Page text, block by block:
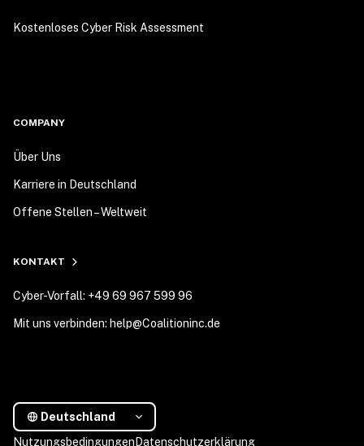
Kostenloses Cyber Risk Assessment
COMPANY
Über Uns
Karriere in Deutschland
Offene Stellen – Weltweit
KONTAKT
Cyber-Vorfall: +49 69 967 599 96
Mit uns verbinden: help@Coalitioninc.de
Deutschland
NutzungsbedingungenDatenschutzerklärung